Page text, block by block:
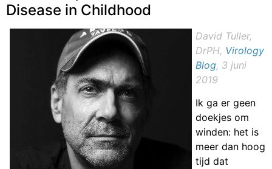
Disease in Childhood
David Tuller,
DrPH, Virology
Blog, 3 juni
2019
Ik ga er geen
doekjes om
winden: het is
meer dan hoog
tijd dat